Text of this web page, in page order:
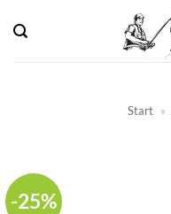
Inhalt
springen
Start »
-25%